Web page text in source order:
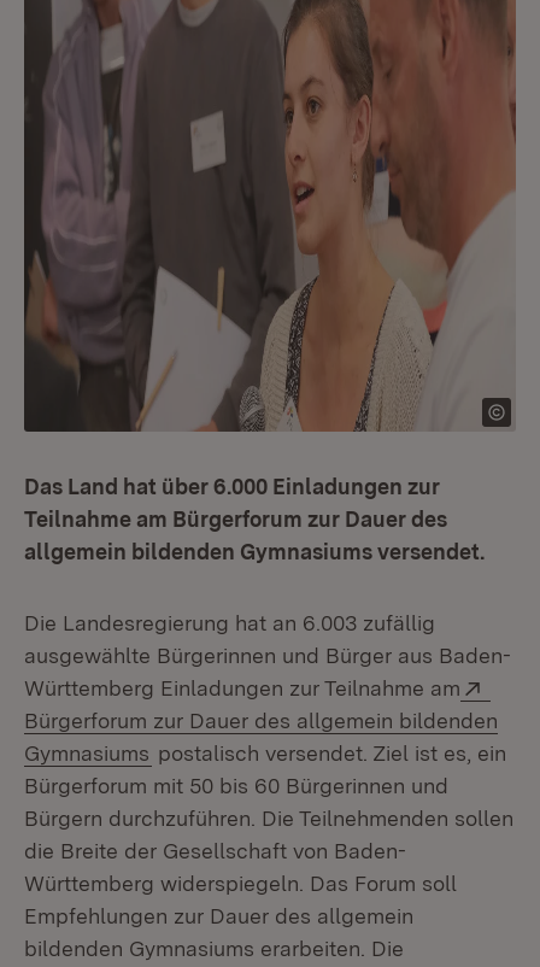
Das Land hat über 6.000 Einladungen zur
Teilnahme am Bürgerforum zur Dauer des
allgemein bildenden Gymnasiums versendet.
Die Landesregierung hat an 6.003 zufällig
ausgewählte Bürgerinnen und Bürger aus Baden-
Württemberg Einladungen zur Teilnahme am
Bürgerforum zur Dauer des allgemein bildenden
Gymnasiums (Öffnet in neuem Fenster)
postalisch versendet. Ziel ist es, ein
Bürgerforum mit 50 bis 60 Bürgerinnen und
Bürgern durchzuführen. Die Teilnehmenden sollen
die Breite der Gesellschaft von Baden-
Württemberg widerspiegeln. Das Forum soll
Empfehlungen zur Dauer des allgemein
bildenden Gymnasiums erarbeiten. Die